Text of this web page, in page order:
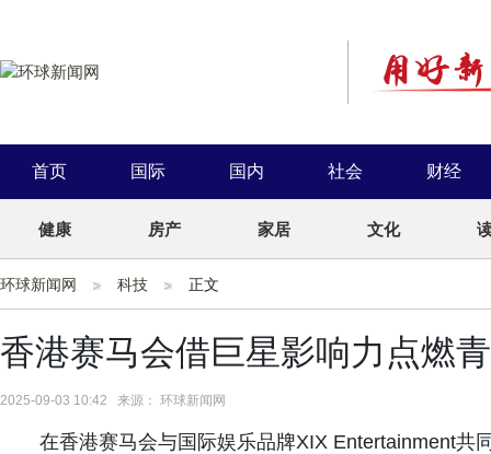
首页 国际 国内 社会 财经
健康 房产 家居 文化
环球新闻网 科技 正文
香港赛马会借巨星影响力点燃
2025-09-03 10:42 来源： 环球新闻网
在香港赛马会与国际娱乐品牌XIX Entertainment共